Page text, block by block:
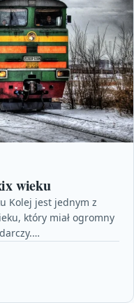
wieku
Kolej jest jednym z
który miał ogromny